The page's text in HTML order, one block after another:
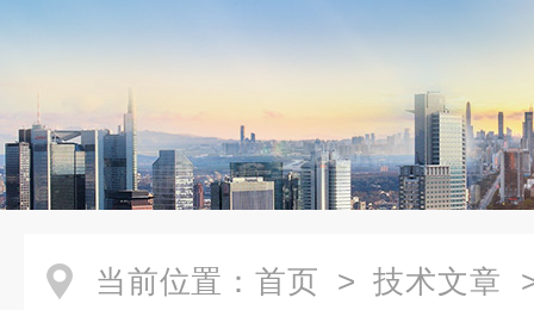
当前位置： 首页 > 技术文章